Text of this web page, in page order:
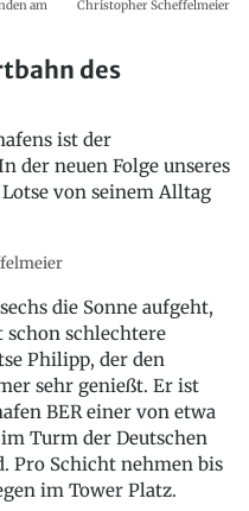
am
Christopher Scheffelmeier
des
ist der
der neuen Folge unseres
von seinem Alltag
die Sonne aufgeht,
schon schlechtere
Philipp, der den
sehr genießt. Er ist
BER einer von etwa
Turm der Deutschen
Pro Schicht nehmen bis
im Tower Platz.